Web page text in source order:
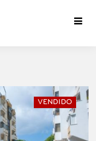
VENDIDO